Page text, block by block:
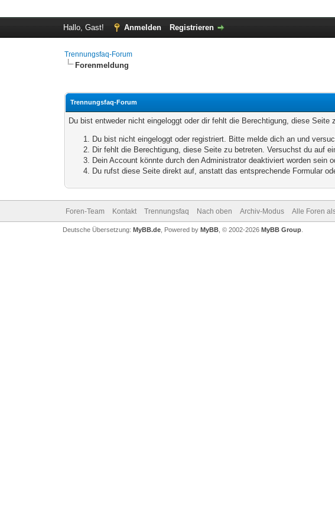
Hallo, Gast! Anmelden Registrieren
Trennungsfaq-Forum
Forenmeldung
Trennungsfaq-Forum
Du bist entweder nicht eingeloggt oder dir fehlt die Berechtigung, diese
Du bist nicht eingeloggt oder registriert. Bitte melde dich an und
Dir fehlt die Berechtigung, diese Seite zu betreten. Versuchst du auf
Dein Account könnte durch den Administrator deaktiviert worden sein
Du rufst diese Seite direkt auf, anstatt das entsprechende Formular
Foren-Team Kontakt Trennungsfaq Nach oben Archiv-Modus Alle Foren
Deutsche Übersetzung: MyBB.de, Powered by MyBB, © 2002-2026 MyBB Group.